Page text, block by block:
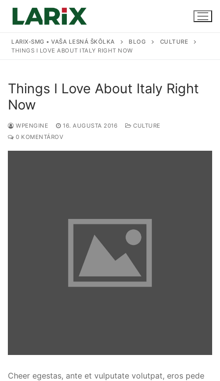
Preskočiť
Produkty a služby
Predaj sadeníc
LARIX-SMG • VAŠA LESNÁ ŠKÔLKA BLOG
CULTURE
THINGS I LOVE ABOUT ITALY RIGHT NOW
Things I Love About Italy Right
Now
WPENGINE 16. AUGUSTA 2016
CULTURE
0 KOMENTÁROV
Cheer egestas, ante et vulputate volutpat, eros pede